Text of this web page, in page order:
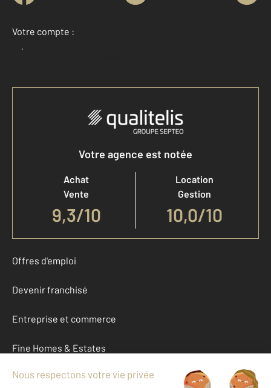
Votre compte :
Votre agence est notée
Achat
Vente
9,3/10
Location
Gestion
10,0/10
Offres d'emploi
Devenir franchisé
Entreprise et commerce
Fine Homes & Estates
À propos